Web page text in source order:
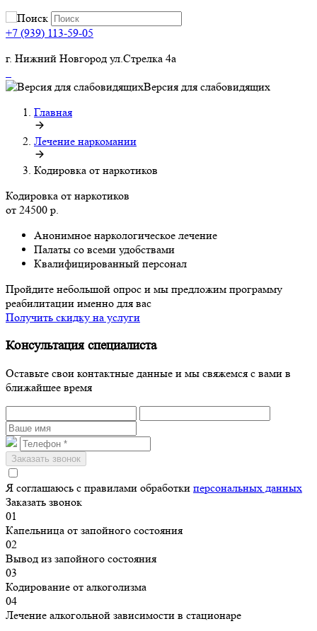
+7 (939) 113-59-05
г. Нижний Новгород ул.Стрелка 4а
Версия для слабовидящих
Главная
Лечение наркомании
Кодировка от наркотиков
Кодировка от наркотиков
от 24500 р.
Анонимное наркологическое лечение
Палаты со всеми удобствами
Квалифицированный персонал
Пройдите небольшой опрос и мы предложим программу
реабилитации именно для вас
Получить скидку на услуги
Консультация специалиста
Оставьте свои контактные данные и мы свяжемся с вами в
ближайшее время
Я соглашаюсь с правилами обработки персональных данных
Заказать звонок
01
Капельница от запойного состояния
02
Вывод из запойного состояния
03
Кодирование от алкоголизма
04
Лечение алкогольной зависимости в стационаре